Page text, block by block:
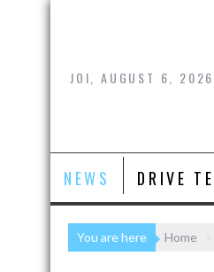
Skip
JOI, AUGUST 6, 2026
NEWS DRIVE
You are here Home